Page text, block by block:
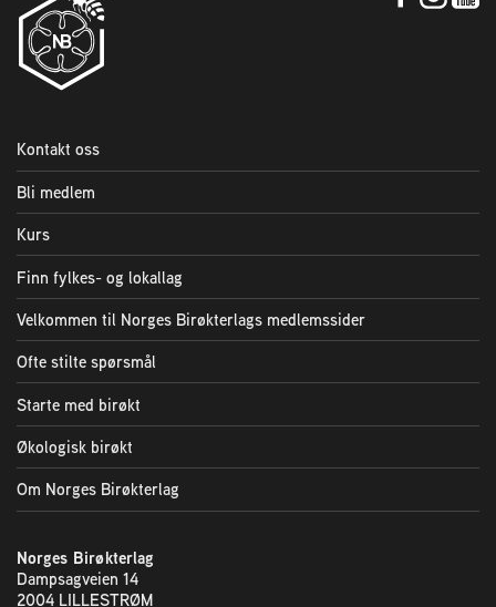
Min side (Rubic)
Dampsagveien 14
TEL 63 94 20 80
post@norbi.no
Kontakt oss
Bli medlem
Kurs
Finn fylkes- og lokallag
Velkommen til Norges Birøkterlags medlemssider
Ofte stilte spørsmål
Starte med birøkt
Økologisk birøkt
Om Norges Birøkterlag
Norges Birøkterlag
Dampsagveien 14
2004 LILLESTRØM